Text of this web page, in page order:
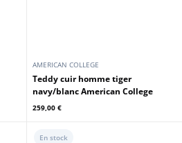
AMERICAN COLLEGE
Teddy cuir homme tiger
navy/blanc American College
259,00 €
En stock